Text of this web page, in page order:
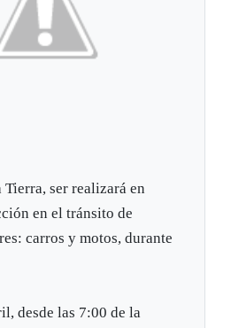
ser realizará en
en el tránsito de
carros y motos, durante
desde las 7:00 de la